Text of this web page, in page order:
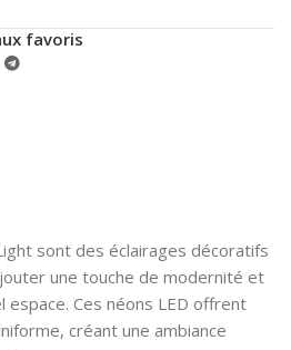
favoris
sont des éclairages décoratifs
une touche de modernité et
espace. Ces néons LED offrent
créant une ambiance